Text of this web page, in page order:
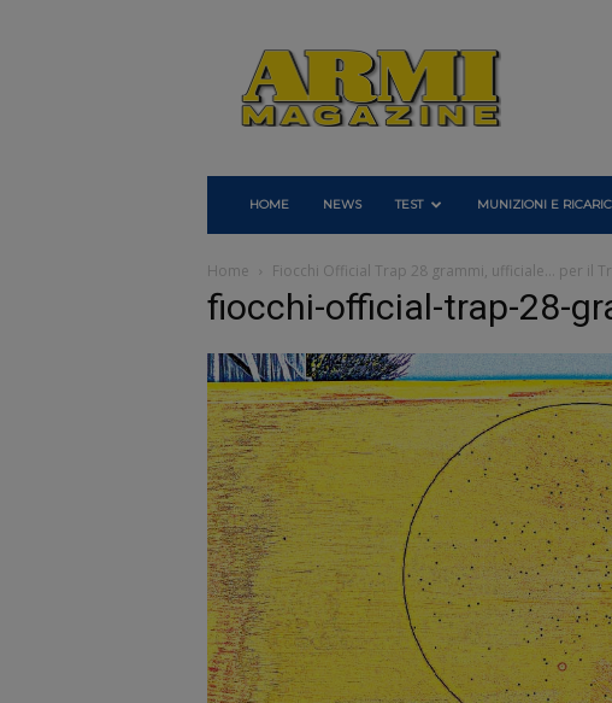
Armi
Magazine
HOME NEWS TEST MUNIZIONI E
Home Fiocchi Official Trap 28 grammi, ufficiale… per il
fiocchi-official-trap-28-